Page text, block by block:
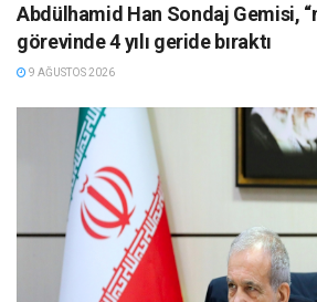
Abdülhamid Han Sondaj Gemisi,
görevinde 4 yılı geride bıraktı
9 AĞUSTOS 2026